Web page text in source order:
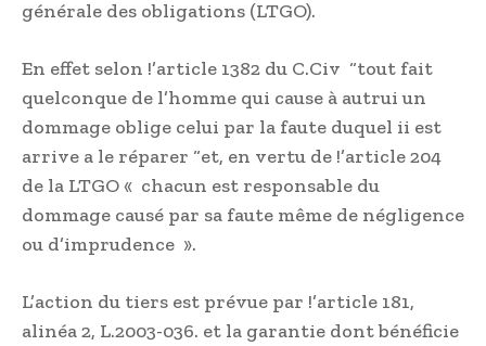
générale des obligations (LTGO).
En effet selon !’article 1382 du C.Civ “tout fait
quelconque de l’homme qui cause à autrui un
dommage oblige celui par la faute duquel ii est
arrive a le réparer “et, en vertu de !’article 204
de la LTGO « chacun est responsable du
dommage causé par sa faute même de négligence
ou d’imprudence ».
L’action du tiers est prévue par !’article 181,
alinéa 2, L.2003-036. et la garantie dont bénéficie